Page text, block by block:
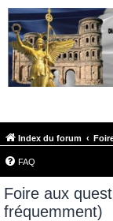
Index du forum
FAQ
Foire aux
fréquemment)